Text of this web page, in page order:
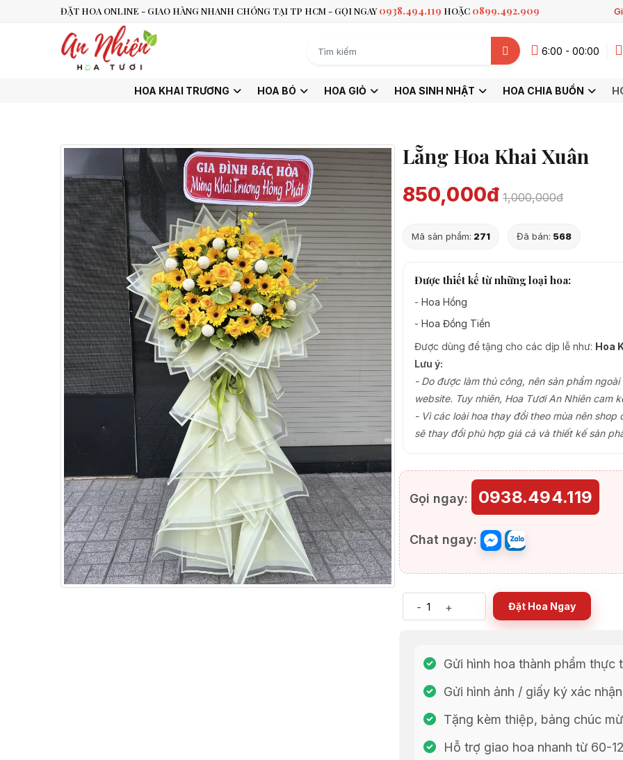
ĐẶT HOA ONLINE - GIAO HÀNG NHANH CHÓNG TẠI TP HCM - GỌI NGAY0938.494.119 HOẶC 0899.492.909
6:00 - 00:00
HOA KHAI TRƯƠNG HOA BÓ HOA GIỎ HOA SINH NHẬT HOA CHIA BUỒN
Lẵng Hoa Khai Xuân
850,000đ 1,000,000đ
Mã sản phẩm: 271 Đã bán: 568
Được thiết kế từ những loại hoa:
- Hoa Hồng
- Hoa Đồng Tiền
Được dùng để tặng cho các dịp lễ như: Hoa
Lưu ý:
- Do được làm thủ công, nên sản phẩm
website. Tuy nhiên, Hoa Tươi An Nhiên cam
- Vì các loài hoa thay đổi theo mùa nên
sẽ thay đổi phù hợp giá cả và thiết kế sản
Gọi ngay: 0938.494.119
Chat ngay:
- + Đặt Hoa Ngay
Gửi hình hoa thành phẩm thực
Gửi hình ảnh / giấy ký xác
Tặng kèm thiệp, bảng chúc
Hỗ trợ giao hoa nhanh từ 60-